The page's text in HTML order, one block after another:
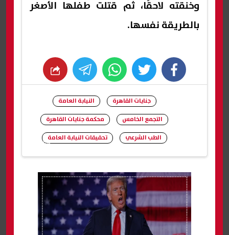
وخنقته لاحقًا، ثم قتلت طفلها الأصغر
بالطريقة نفسها.
facebook
twitter
whats
شارك
جنايات القاهرة
النيابة العامة
التجمع الخامس
محكمة جنايات القاهرة
الطب الشرعي
تحقيقات النيابة العامة